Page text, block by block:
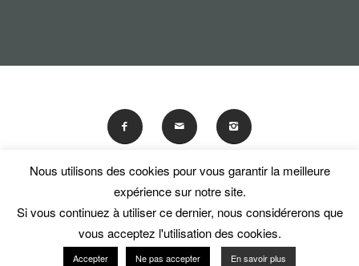
© Les Amis du National Museum of Women in the Arts
Useful links Terms and conditions of use Contact
En poursuivant votre navigation sur ce site, vous acceptez
l'utilisation de traceurs (cookies).
Nous utilisons des cookies pour vous garantir la meilleure
expérience sur notre site.
Si vous continuez à utiliser ce dernier, nous considérerons que
vous acceptez l'utilisation des cookies.
Accepter Ne pas accepter En savoir plus